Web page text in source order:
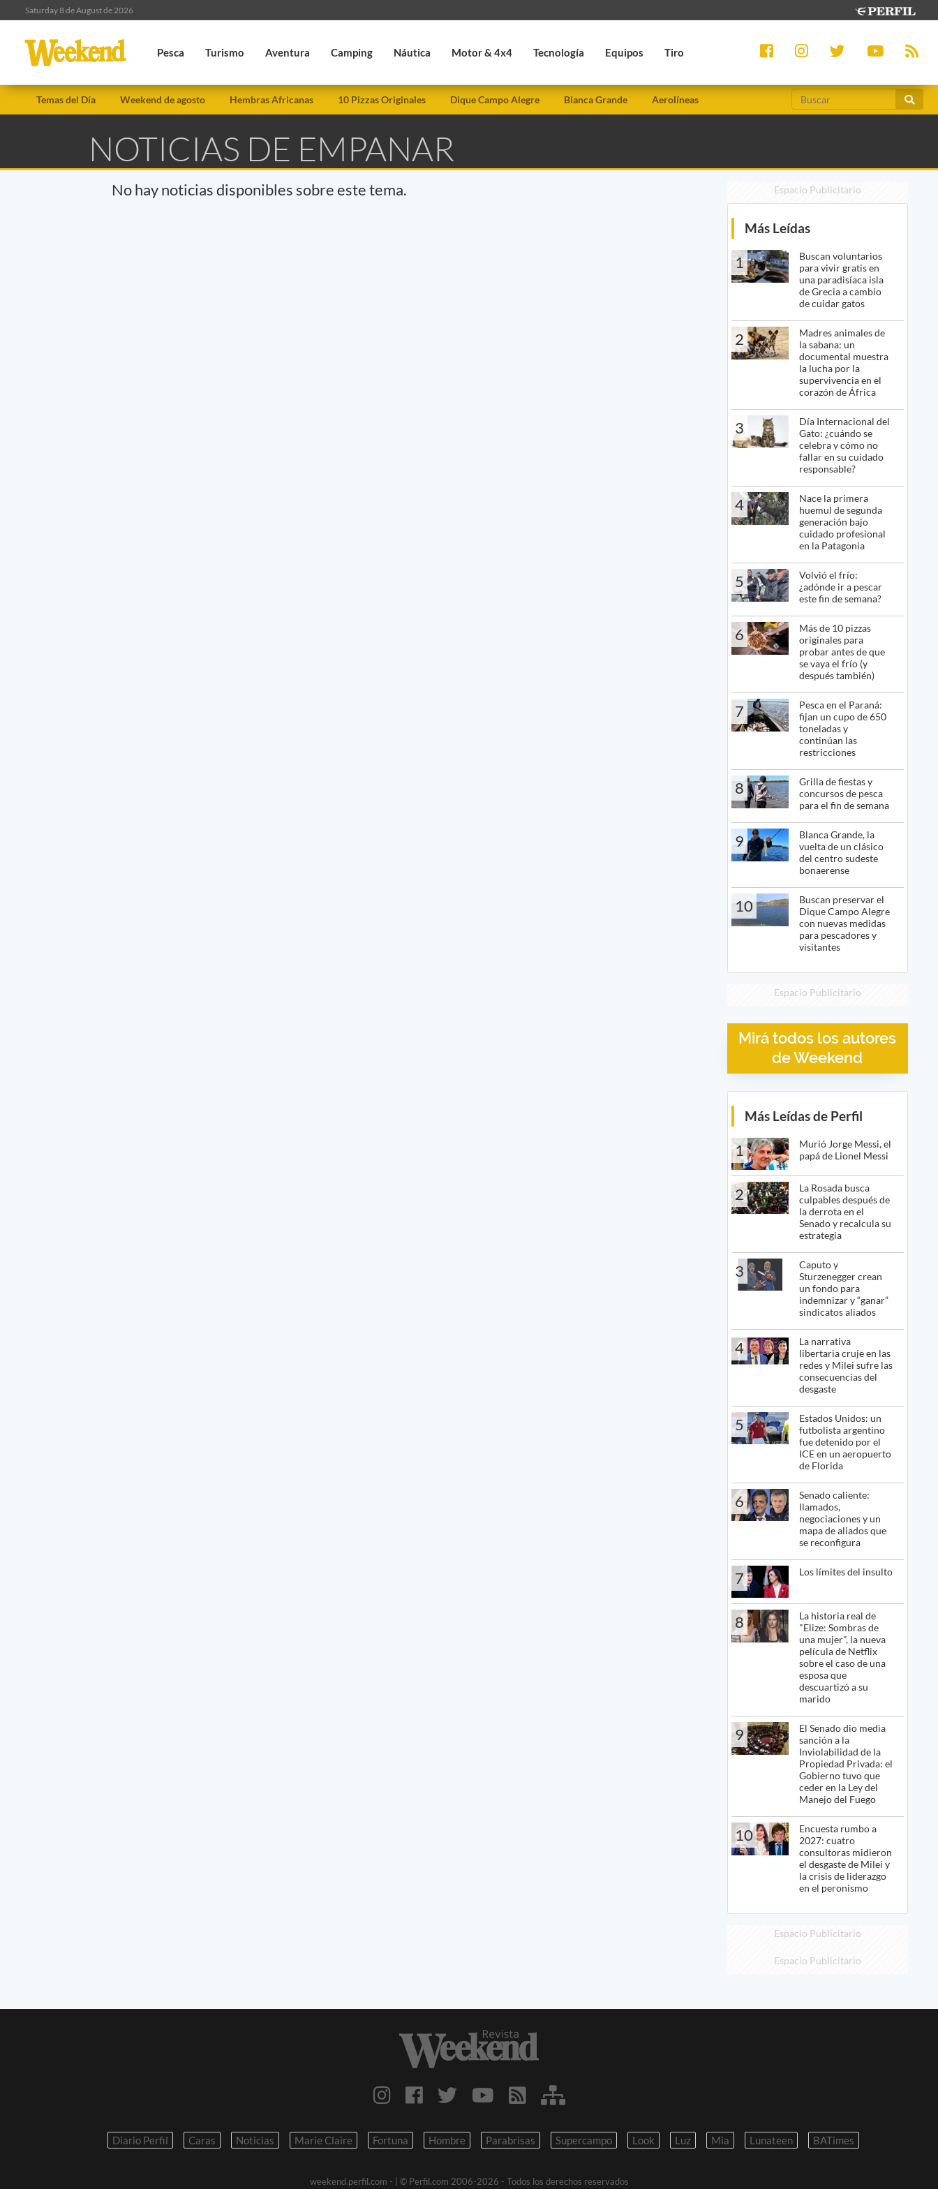
Saturday 8 de August de 2026
Pesca Turismo Aventura Camping Náutica Motor & 4x4 Tecnología Equipos Tiro
Temas del Día Weekend de agosto Hembras Africanas 10 Pizzas Originales Dique Campo Alegre Blanca Grande Aerolíneas
NOTICIAS DE EMPANAR
No hay noticias disponibles sobre este tema. Espacio Publicitario
Más Leídas
1
Buscan voluntarios
para vivir gratis en
una paradisíaca isla
de Grecia a cambio
de cuidar gatos
2
Madres animales de
la sabana: un
documental muestra
la lucha por la
supervivencia en el
corazón de África
3
Día Internacional del
Gato: ¿cuándo se
celebra y cómo no
fallar en su cuidado
responsable?
4
Nace la primera
huemul de segunda
generación bajo
cuidado profesional
en la Patagonia
5
Volvió el frío:
¿adónde ir a pescar
este fin de semana?
6
Más de 10 pizzas
originales para
probar antes de que
se vaya el frío (y
después también)
7
Pesca en el Paraná:
fijan un cupo de 650
toneladas y
continúan las
restricciones
8
Grilla de fiestas y
concursos de pesca
para el fin de semana
9
Blanca Grande, la
vuelta de un clásico
del centro sudeste
bonaerense
10
Buscan preservar el
Dique Campo Alegre
con nuevas medidas
para pescadores y
visitantes
Espacio Publicitario
Mirá todos los autores
de Weekend
Más Leídas de Perfil
1
Murió Jorge Messi, el
papá de Lionel Messi
2
La Rosada busca
culpables después de
la derrota en el
Senado y recalcula su
estrategia
3
Caputo y
Sturzenegger crean
un fondo para
indemnizar y “ganar”
sindicatos aliados
4
La narrativa
libertaria cruje en las
redes y Milei sufre las
consecuencias del
desgaste
5
Estados Unidos: un
futbolista argentino
fue detenido por el
ICE en un aeropuerto
de Florida
6
Senado caliente:
llamados,
negociaciones y un
mapa de aliados que
se reconfigura
7 Los límites del insulto
8
La historia real de
"Elize: Sombras de
una mujer", la nueva
película de Netflix
sobre el caso de una
esposa que
descuartizó a su
marido
9
El Senado dio media
sanción a la
Inviolabilidad de la
Propiedad Privada: el
Gobierno tuvo que
ceder en la Ley del
Manejo del Fuego
10
Encuesta rumbo a
2027: cuatro
consultoras midieron
el desgaste de Milei y
la crisis de liderazgo
en el peronismo
Espacio Publicitario
Espacio Publicitario
Diario Perfil Caras Noticias Marie Claire Fortuna Hombre Parabrisas Supercampo Look Luz Mia Lunateen BATimes
weekend.perfil.com - | © Perfil.com 2006-2026 - Todos los derechos reservados